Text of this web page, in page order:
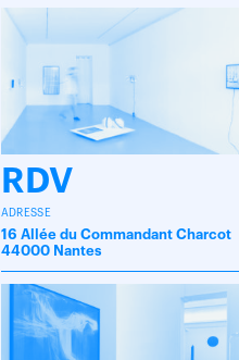
RDV
ADRESSE
16 Allée du Commandant Charcot
44000 Nantes